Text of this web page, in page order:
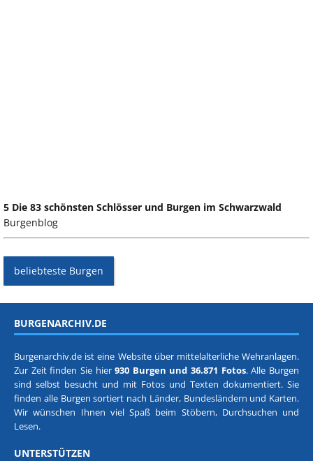
5 Die 83 schönsten Schlösser und Burgen im Schwarzwald
Burgenblog
beliebteste Burgen
BURGENARCHIV.DE
Burgenarchiv.de ist eine Website über mittelalterliche Wehranlagen.
Zur Zeit finden Sie hier930 Burgen und 36.871 Fotos. Alle Burgen
sind selbst besucht und mit Fotos und Texten dokumentiert. Sie
finden alle Burgen sortiert nach Länder, Bundesländern und Karten.
Wir wünschen Ihnen viel Spaß beim Stöbern, Durchsuchen und
Lesen.
UNTERSTÜTZEN